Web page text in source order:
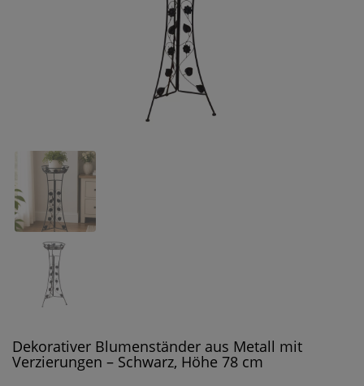
Dekorativer Blumenständer aus Metall mit
Verzierungen – Schwarz, Höhe 78 cm